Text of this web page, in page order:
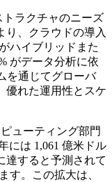
ラクチャのニーズ
り、クラウドの導入
ハイブリッドまた
がデータ分析に依
を通じてグローバ
優れた運用性とスケ
ューティング部門
には 1,061 億米ドル
達すると予測されて
す。この拡大は、